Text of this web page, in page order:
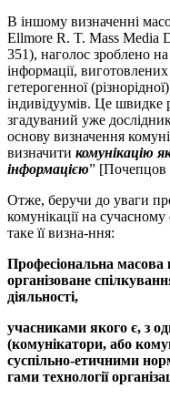
В іншому визначенні
Ellmore R. T. Mass
351), наголос зроблено
інформації,
гетерогенної
індивідуумів. Це швидке
згадуваний уже
основу визначення
визначити комунікацію
інформа­цією” [Почепцов
Отже, беручи до уваги
комуні­ка­ції на
таке її визна-ння:
Професіональна
організоване
діяльності,
учасниками якого є, з
(комуні­ка­то­ри, або
суспільно-етичними
гами тех­но­логії орга